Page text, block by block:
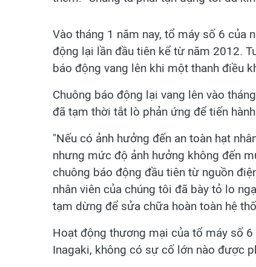
Vào tháng 1 năm nay, tổ máy số 6 của
động lại lần đầu tiên kể từ năm 2012.
báo động vang lên khi một thanh điều
Chuông báo động lại vang lên vào
đã tạm thời tắt lò phản ứng để tiến
"Nếu có ảnh hưởng đến an toàn hạt
nhưng mức độ ảnh hưởng không đến
chuông báo động đầu tiên từ nguồn
nhân viên của chúng tôi đã bày tỏ lo
tạm dừng để sửa chữa hoàn toàn hệ
Hoạt động thương mại của tổ máy số
Inagaki, không có sự cố lớn nào được